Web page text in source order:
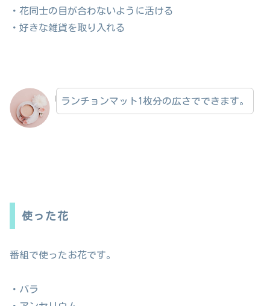
・花同士の目が合わないように活ける
・好きな雑貨を取り入れる
ランチョンマット1枚分の広さでできます。
使った花
番組で使ったお花です。
・バラ